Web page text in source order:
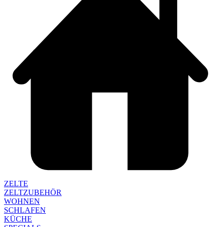
ZELTE
ZELTZUBEHÖR
WOHNEN
SCHLAFEN
KÜCHE